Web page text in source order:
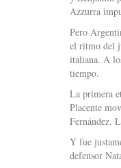
Azzurra
Pero
el ritmo del
italiana. A
tiempo.
La primera
Placente
Fernández.
Y fue
defensor